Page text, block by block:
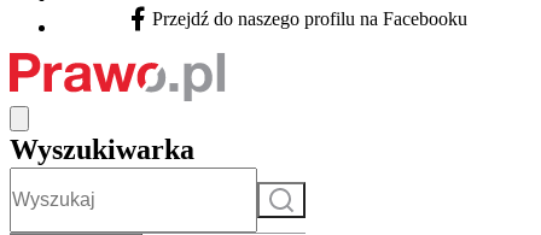
Facebook - otwiera się w nowej karcie
Przejdź do naszego profilu na Facebooku
Wyszukiwarka
Szukaj